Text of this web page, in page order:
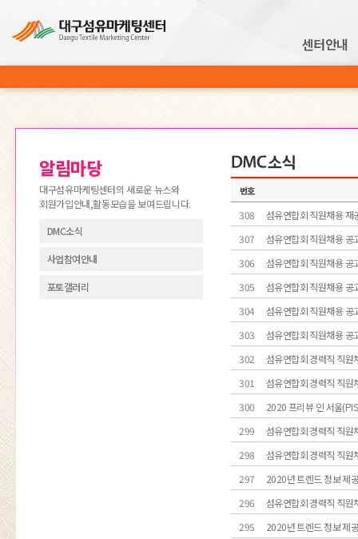
센터안내
알림마당
대구섬유마케팅센터의 새로운 뉴스와
회원가입안내,활동모습을 보여드립니다.
DMC소식
사업참여안내
포토갤러리
번호
308
섬유연합회 직원채용 재
307
섬유연합회 직원채용 공
306
섬유연합회 직원채용 공
305
섬유연합회 직원채용 공
304
섬유연합회 직원채용 공
303
섬유연합회 직원채용 공
302
섬유연합회 경력직 직원
301
섬유연합회 경력직 직원
300
2020 프리뷰 인 서울
299
섬유연합회 경력직 직원
298
섬유연합회 경력직 직원
297
2020년 트렌드 정보 제
296
섬유연합회 경력직 직원
295
2020년 트렌드 정보 제